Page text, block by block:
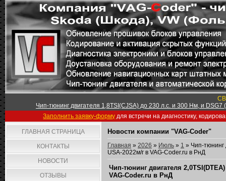
Чип-тюнинг двигателя 1,8TSI(CJSA) до 230 л.с. и 300 Нм, и
Заполнить заявку-форму для встречи на диагностику,
ГЛАВНАЯ СТРАНИЦА
КОНТАКТЫ
НОВОСТИ
ОТЗЫВЫ
Новости компании "VAG-Coder"
Главная » 2026 » Июль » 1 » Чип-тюнинг
USA-2022м/г в VAG-Coder.ru в РнД
Чип-тюнинг двигателя
VAG-Coder.ru в РнД